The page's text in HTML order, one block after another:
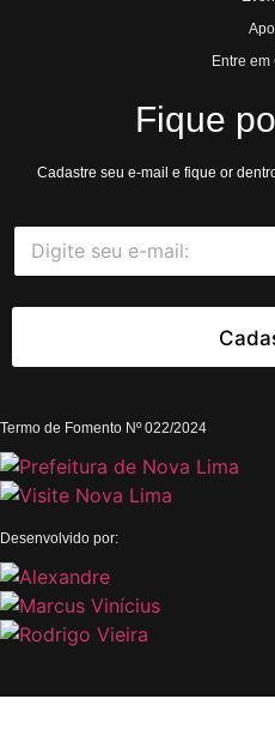
Entre em
Fique
Cadastre seu e-mail e fique or
*
E
-
i
E
m
a
*
Desenvolvido por:
Termo de Fomento Nº 022/2024